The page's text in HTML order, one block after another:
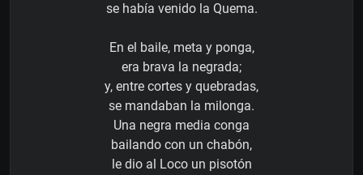
se había venido la Quema.
En el baile, meta y ponga,
era brava la negrada;
y, entre cortes y quebradas,
se mandaban la milonga.
Una negra media conga
bailando con un chabón,
le dio al Loco un pisotón